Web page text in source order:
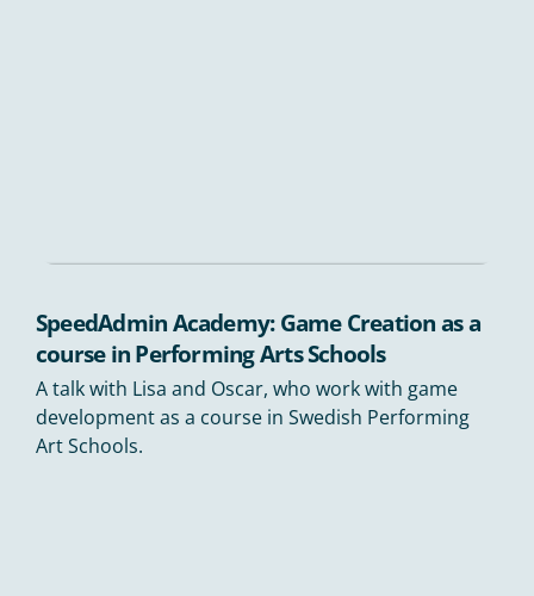
SpeedAdmin Academy: Game Creation as a
course in Performing Arts Schools
A talk with Lisa and Oscar, who work with game
development as a course in Swedish Performing
Art Schools.